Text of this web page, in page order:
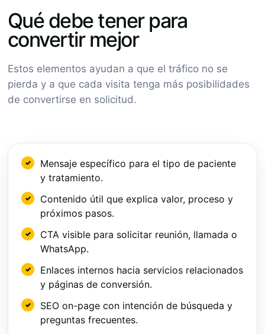
Qué debe tener para
convertir mejor
Estos elementos ayudan a que el tráfico no se
pierda y a que cada visita tenga más posibilidades
de convertirse en solicitud.
Mensaje específico para el tipo de paciente
y tratamiento.
Contenido útil que explica valor, proceso y
próximos pasos.
CTA visible para solicitar reunión, llamada o
WhatsApp.
Enlaces internos hacia servicios relacionados
y páginas de conversión.
SEO on-page con intención de búsqueda y
preguntas frecuentes.